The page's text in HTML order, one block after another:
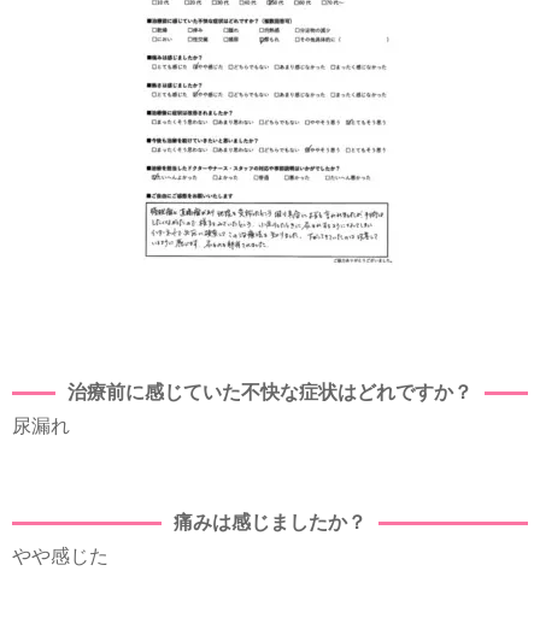
治療前に感じていた不快な症状はどれですか？
尿漏れ
痛みは感じましたか？
やや感じた